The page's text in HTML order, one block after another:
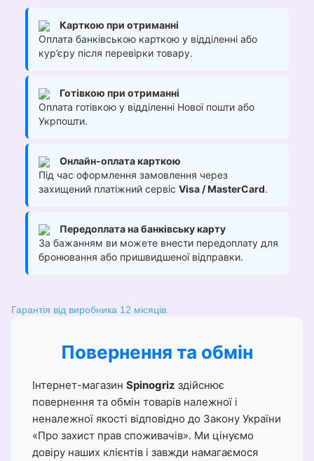
Карткою при отриманні
Оплата банківською карткою у відділенні або
кур’єру після перевірки товару.
Готівкою при отриманні
Оплата готівкою у відділенні Нової пошти або
Укрпошти.
Онлайн-оплата карткою
Під час оформлення замовлення через
захищений платіжний сервіс Visa / MasterCard.
Передоплата на банківську карту
За бажанням ви можете внести передоплату для
бронювання або пришвидшеної відправки.
Гарантія від виробника 12 місяців.
Повернення та обмін
Інтернет-магазин Spinogriz здійснює
повернення та обмін товарів належної і
неналежної якості відповідно до Закону України
«Про захист прав споживачів». Ми цінуємо
довіру наших клієнтів і завжди намагаємося